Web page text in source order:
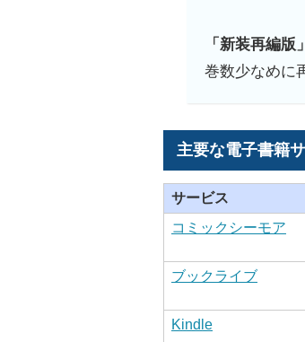
「新装再編
巻数少なめに
主要な電子書籍
サービス
コミックシーモア
ブックライブ
Kindle